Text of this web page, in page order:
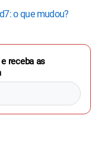
o que mudou?
receba as